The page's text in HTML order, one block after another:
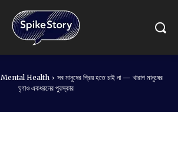
Mental Health
সব মানুষের প্রিয় হতে চাই না — খারাপ মানুষের
ঘৃণাও একধরনের পুরস্কার